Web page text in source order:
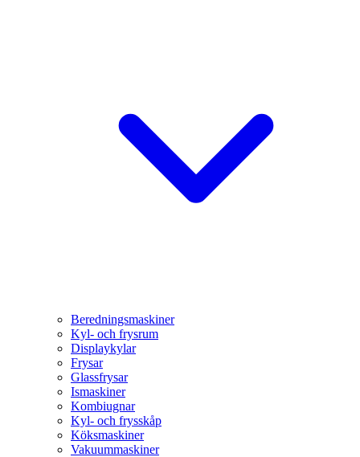
Beredningsmaskiner
Kyl- och frysrum
Displaykylar
Frysar
Glassfrysar
Ismaskiner
Kombiugnar
Kyl- och frysskåp
Köksmaskiner
Vakuummaskiner